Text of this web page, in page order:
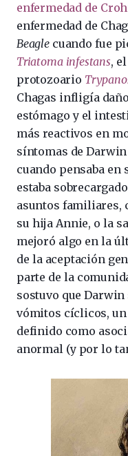
enfermedad de
enfermedad de
Beaglecuando fue
Triatoma infestans,
protozoario
Chagas infligía
estómago y el
más reactivos en
síntomas de
cuando pensaba en
estaba
asuntos familiares,
su hija Annie, o la
mejoró algo en la
de la aceptación
parte de la
sostuvo que
vómitos cíclicos,
definido como
anormal (y por lo